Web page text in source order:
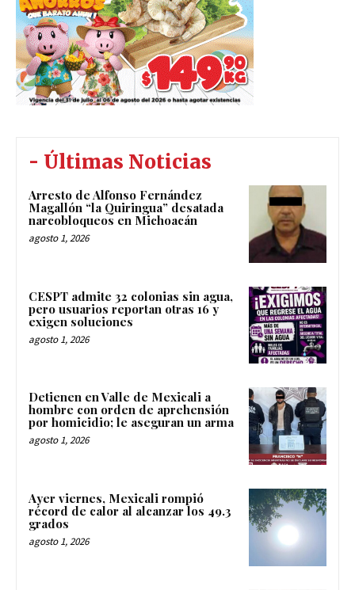
- Últimas Noticias
Arresto de Alfonso Fernández
Magallón “la Quiringua” desatada
narcobloqueos en Michoacán
agosto 1, 2026
CESPT admite 32 colonias sin agua,
pero usuarios reportan otras 16 y
exigen soluciones
agosto 1, 2026
Detienen en Valle de Mexicali a
hombre con orden de aprehensión
por homicidio; le aseguran un arma
agosto 1, 2026
Ayer viernes, Mexicali rompió
récord de calor al alcanzar los 49.3
grados
agosto 1, 2026